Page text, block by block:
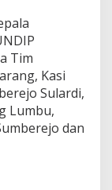
Tim
Kasi
Sulardi,
Lumbu,
dan